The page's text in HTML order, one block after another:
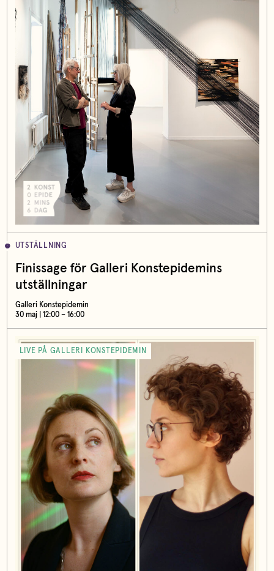
UTSTÄLLNING
Finissage för Galleri Konstepidemins
utställningar
Galleri Konstepidemin
30 maj | 12:00 – 16:00
LIVE PÅ GALLERI KONSTEPIDEMIN